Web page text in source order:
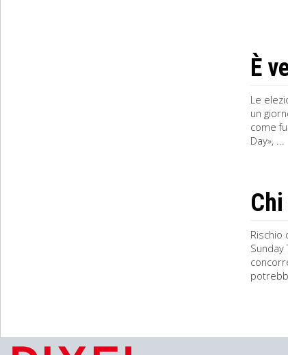
È
Le
un
come
Day», ...
Rischio